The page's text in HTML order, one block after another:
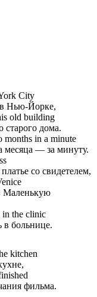
City
в Нью-Йорке,
old building
старого дома.
months in a minute
месяца — за минуту.
со свидетелем,
Маленькую
the clinic
в больнице.
kitchen
фильма.